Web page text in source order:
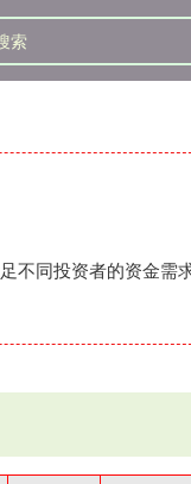
不同投资者的资金需